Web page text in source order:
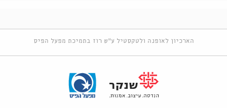
הארכיון לאופנה ולטקסטיל ע"ש רוז בתמיכת מפעל הפיס